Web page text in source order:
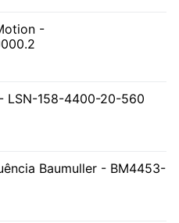
-
LSN-158-4400-20-560
Baumuller - BM4453-